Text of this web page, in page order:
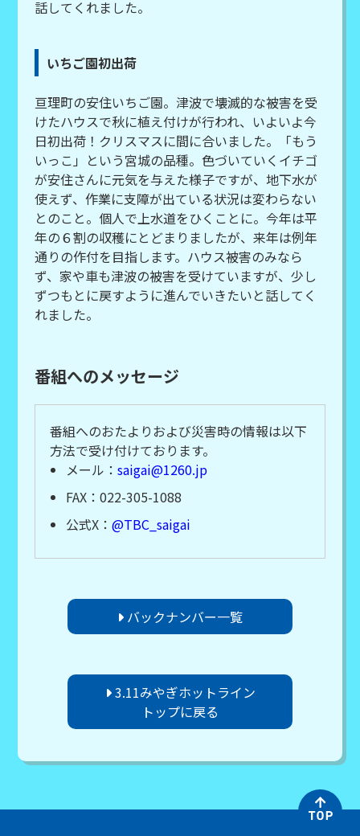
話してくれました。
いちご園初出荷
亘理町の安住いちご園。津波で壊滅的な被害を受
けたハウスで秋に植え付けが行われ、いよいよ今
日初出荷！クリスマスに間に合いました。「もう
いっこ」という宮城の品種。色づいていくイチゴ
が安住さんに元気を与えた様子ですが、地下水が
使えず、作業に支障が出ている状況は変わらない
とのこと。個人で上水道をひくことに。今年は平
年の６割の収穫にとどまりましたが、来年は例年
通りの作付を目指します。ハウス被害のみなら
ず、家や車も津波の被害を受けていますが、少し
ずつもとに戻すように進んでいきたいと話してく
れました。
番組へのメッセージ
番組へのおたよりおよび災害時の情報は以下
方法で受け付けております。
メール： saigai@1260.jp
FAX：022-305-1088
公式X： @TBC_saigai
バックナンバー一覧
3.11みやぎホットライン
トップに戻る